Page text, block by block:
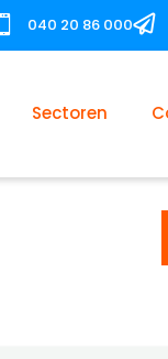
 040 20 86 000
Sectoren